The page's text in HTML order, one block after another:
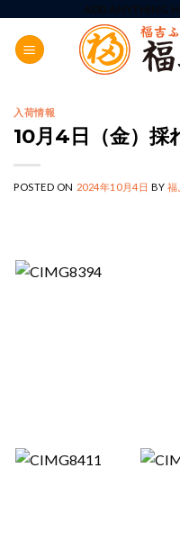
content
ADD ANYTHING
入荷情報
10月4日（金）採
POSTED ON 2024年10月4日 BY福